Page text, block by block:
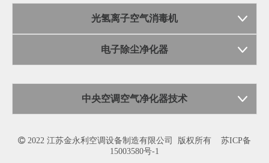
光氢离子空气消毒机
电子除尘净化器
中央空调空气净化器技术
 2022 江苏金永利空调设备制造有限公司 版权所有 苏ICP备
15003580号-1